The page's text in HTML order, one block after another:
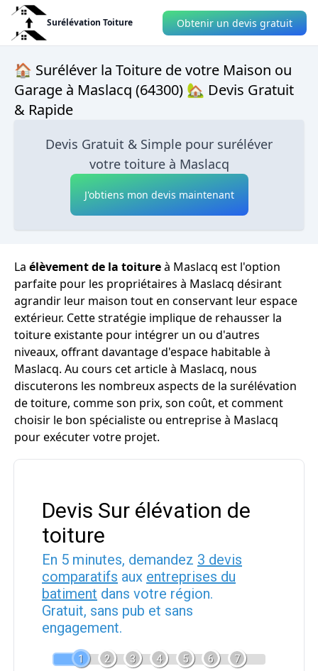
Surélévation Toiture Obtenir un devis gratuit
🏠 Suréléver la Toiture de votre Maison ou
Garage à Maslacq (64300) 🏡 Devis Gratuit
& Rapide
Devis Gratuit & Simple pour suréléver
votre toiture à Maslacq
J'obtiens mon devis maintenant
La élèvement de la toitureà Maslacq est l'option
parfaite pour les propriétaires à Maslacq désirant
agrandir leur maison tout en conservant leur espace
extérieur. Cette stratégie implique de rehausser la
toiture existante pour intégrer un ou d'autres
niveaux, offrant davantage d'espace habitable à
Maslacq. Au cours cet article à Maslacq, nous
discuterons les nombreux aspects de la surélévation
de toiture, comme son prix, son coût, et comment
choisir le bon spécialiste ou entreprise à Maslacq
pour exécuter votre projet.
Devis Sur élévation de
toiture
En 5 minutes, demandez 3 devis
comparatifs aux entreprises du
batiment dans votre région.
Gratuit, sans pub et sans
engagement.
1 2 3 4 5 6 7